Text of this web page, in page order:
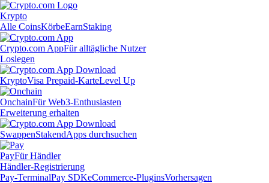
Krypto
Alle CoinsKörbeEarnStaking
Crypto.com AppFür alltägliche Nutzer
Loslegen
KryptoVisa Prepaid-KarteLevel Up
OnchainFür Web3-Enthusiasten
Erweiterung erhalten
SwappenStakendApps durchsuchen
PayFür Händler
Händler-Registrierung
Pay-TerminalPay SDKeCommerce-PluginsVorhersagen